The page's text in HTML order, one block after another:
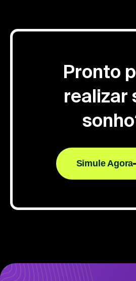
Pronto
realizar
Simule Agora